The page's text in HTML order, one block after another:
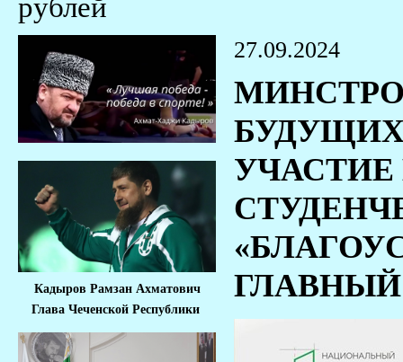
рублей
Кадыров Рамзан Ахматович
Глава Чеченской Республики
27.09.2024
ГЛАВНЫЙ